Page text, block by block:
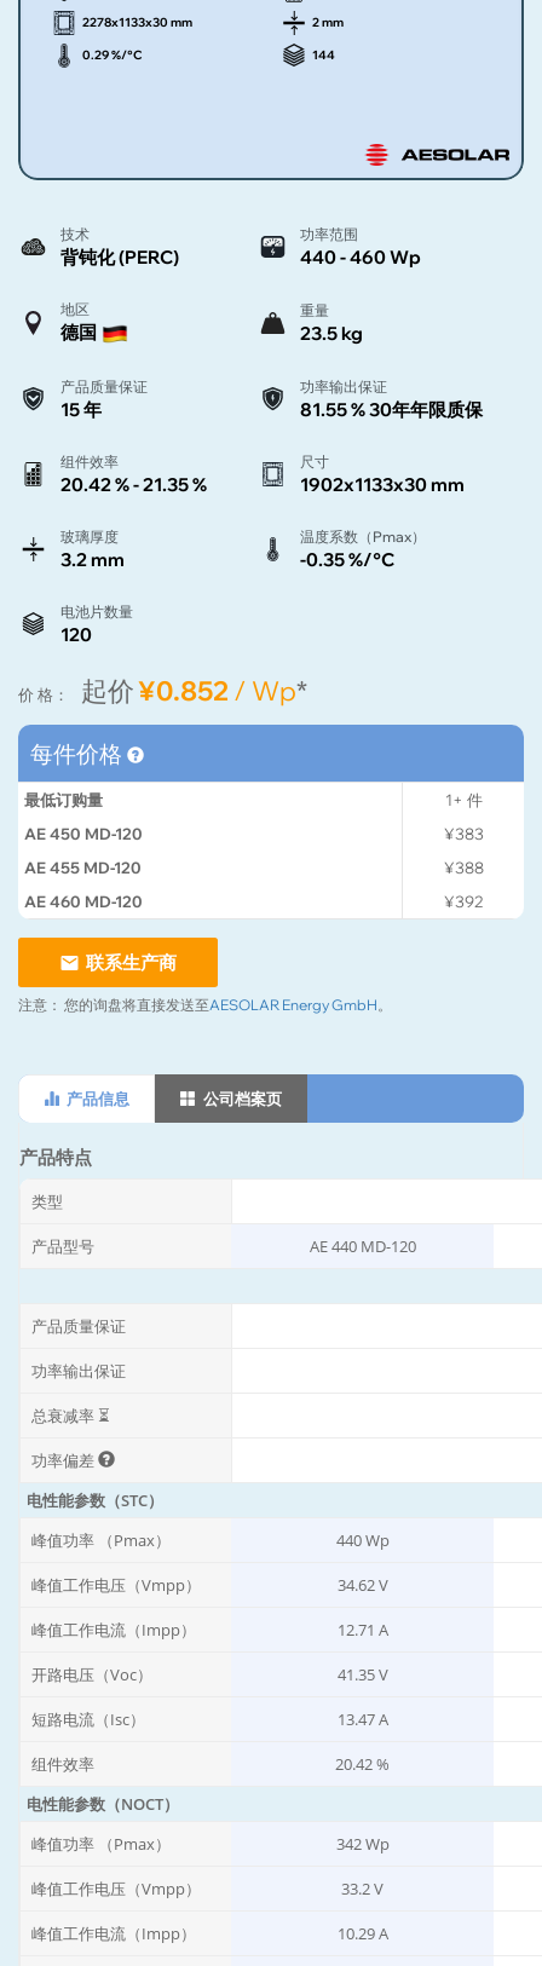
2278x1133x30 mm 2 mm
0.29 %/°C 144
技术
背钝化 (PERC)
功率范围
440 - 460 Wp
地区
德国
重量
23.5 kg
产品质量保证
15 年
功率输出保证
81.55 % 30年年限质保
组件效率
20.42 % - 21.35 %
尺寸
1902x1133x30 mm
玻璃厚度
3.2 mm
温度系数（Pmax）
-0.35 %/°C
电池片数量
120
价 格： 起价¥0.852 / Wp*
每件价格
最低订购量 1+ 件
AE 450 MD-120
¥383
AE 455 MD-120
¥388
AE 460 MD-120
¥392
联系生产商
注意： 您的询盘将直接发送至AESOLAR Energy GmbH。
产品信息 公司档案页
产品特点
类型
产品型号 AE 440 MD-120
产品质量保证
功率输出保证
总衰减率 ⏳
功率偏差
电性能参数（STC）
峰值功率 （Pmax）
440 Wp
峰值工作电压（Vmpp） 34.62 V
峰值工作电流（Impp） 12.71 A
开路电压（Voc） 41.35 V
短路电流（Isc） 13.47 A
组件效率
20.42 %
电性能参数（NOCT）
峰值功率 （Pmax）
342 Wp
峰值工作电压（Vmpp） 33.2 V
峰值工作电流（Impp） 10.29 A